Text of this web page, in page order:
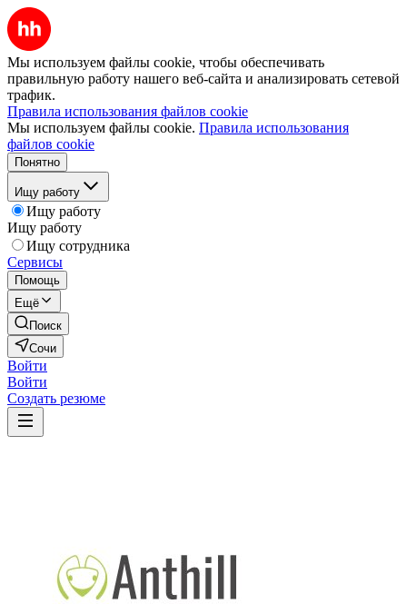
Мы используем файлы cookie, чтобы обеспечивать
правильную работу нашего веб-сайта и анализировать сетевой
трафик.
Правила использования файлов cookie
Мы используем файлы cookie. Правила использования
файлов cookie
Понятно
Ищу работу
Ищу работу
Ищу работу
Ищу сотрудника
Сервисы
Помощь
Ещё
Поиск
Сочи
Войти
Войти
Создать резюме